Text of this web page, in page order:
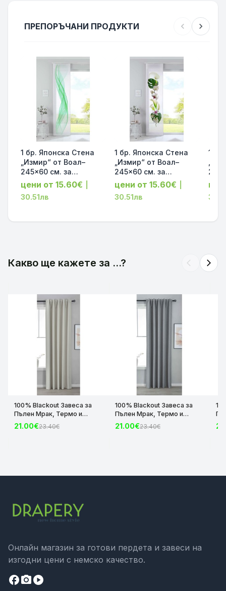
ПРЕПОРЪЧАНИ ПРОДУКТИ chevron_left chevron_right
1 бр. Японска Стена
„Измир“ от Воал–
245x60 см. за
обикновена релса,
принт Зелена Вълна с
включен комплект за
код-2022400-010
цени от 15.60€
30.51лв
1 бр. Японска Стена
„Измир“ от Воал–
245x60 см. за
обикновена релса,
принт Бяла Орхидея с
включен комплект за
код-2022400-006
цени от 15.60€
30.51лв
1
Какво ще кажете за ...? arrow_back_ios arrow_forward_ios
100% Blackout Завеса за
Пълен Мрак, Термо и
Шумоизолираща с коланче
цвят Крем, 175х140 и
21.00€23.40€
100% Blackout Завеса за
Пълен Мрак, Термо и
Шумоизолираща с коланче
цвят Сив, 175х140 и
21.00€23.40€
Онлайн магазин за готови пердета и завеси на
изгодни цени с немско качество.
facebookcamera_altplay_circle